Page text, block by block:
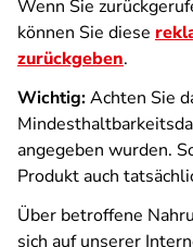
Wenn Sie
können Sie diese
zurückgeben.
Wichtig:Achten Sie
angegeben wurden.
Produkt auch
Über betroffene
sich auf unserer